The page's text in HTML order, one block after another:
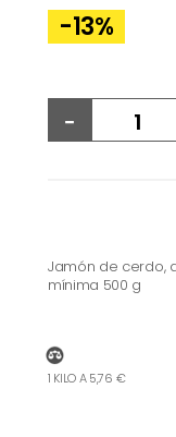
-13%
-
Jamón de cerdo,
mínima 500 g
1 KILO A 5,76 €